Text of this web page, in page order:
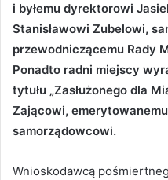
i byłemu dyrektorowi
Stanisławowi Zubelowi,
przewodniczącemu Rady
Ponadto radni miejscy
tytułu „Zasłużonego dla
Zającowi,
samorządowcowi.
Wnioskodawcą